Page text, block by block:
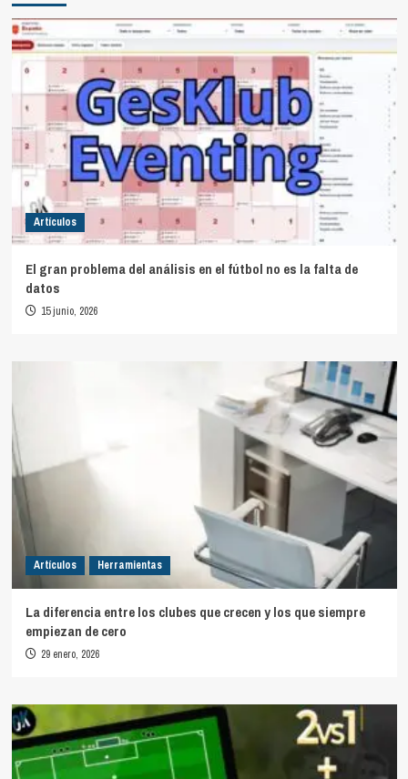
Artículos
El gran problema del análisis en el fútbol no es la falta de
datos
15 junio, 2026
Artículos Herramientas
La diferencia entre los clubes que crecen y los que siempre
empiezan de cero
29 enero, 2026